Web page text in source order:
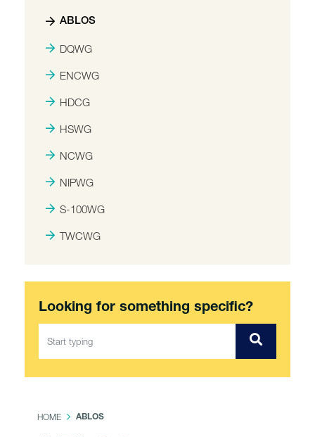
ABLOS
DQWG
ENCWG
HDCG
HSWG
NCWG
NIPWG
S-100WG
TWCWG
Looking for something specific?
HOME ABLOS